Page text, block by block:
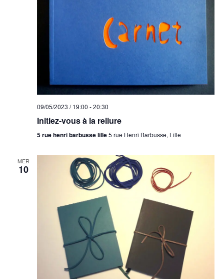
09/05/2023 / 19:00 -20:30
Initiez-vous à la reliure
5 rue henri barbusse lille5 rue Henri Barbusse, Lille
MER
10